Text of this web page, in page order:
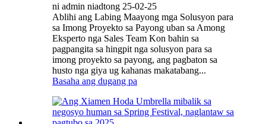
ni admin niadtong 25-02-25
Ablihi ang Labing Maayong mga Solusyon para
sa Imong Proyekto sa Payong uban sa Among
Eksperto nga Sales Team Kon bahin sa
pagpangita sa hingpit nga solusyon para sa
imong proyekto sa payong, ang pagbaton sa
husto nga giya ug kahanas makatabang...
Basaha ang dugang pa